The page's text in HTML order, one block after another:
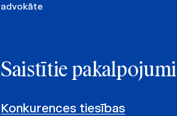
advokāte
Saistītie pakalpojumi
Konkurences tiesības